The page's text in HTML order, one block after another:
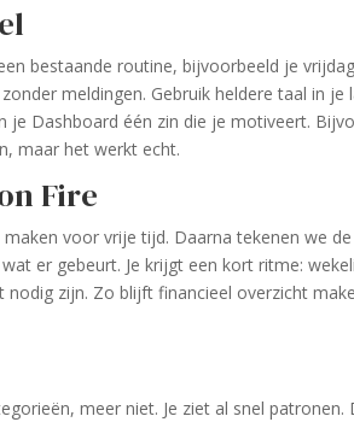
bestaande routine, bijvoorbeeld je
meldingen. Gebruik heldere taal in je
je Dashboard één zin die je motiveert.
maar het werkt echt.
Fire
voor vrije tijd. Daarna tekenen we
er gebeurt. Je krijgt een kort ritme:
zijn. Zo blijft financieel overzicht
meer niet. Je ziet al snel patronen.